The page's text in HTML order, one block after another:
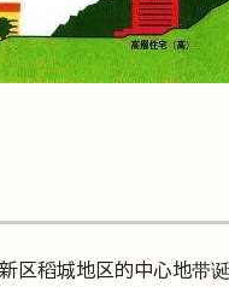
区稻城地区的中心地带